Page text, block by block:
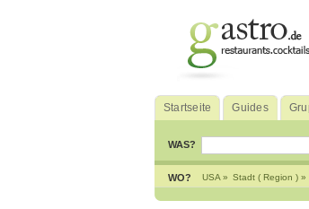
Startseite Guides
WAS?
WO? USA » Stadt ( Region ) »